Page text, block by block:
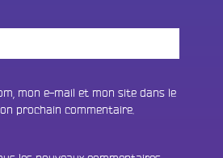
mon e-mail et mon site dans le
prochain commentaire.